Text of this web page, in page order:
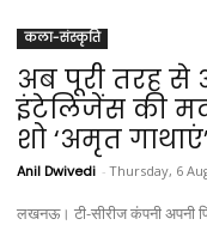
कला-संस्कृति
अब पूरी तरह से
इंटेलिजेंस की
शो ‘अमृत गाथाएं’
Anil Dwivedi - Thursday, 6
लखनऊ। टी-सीरीज कंपनी अपनी